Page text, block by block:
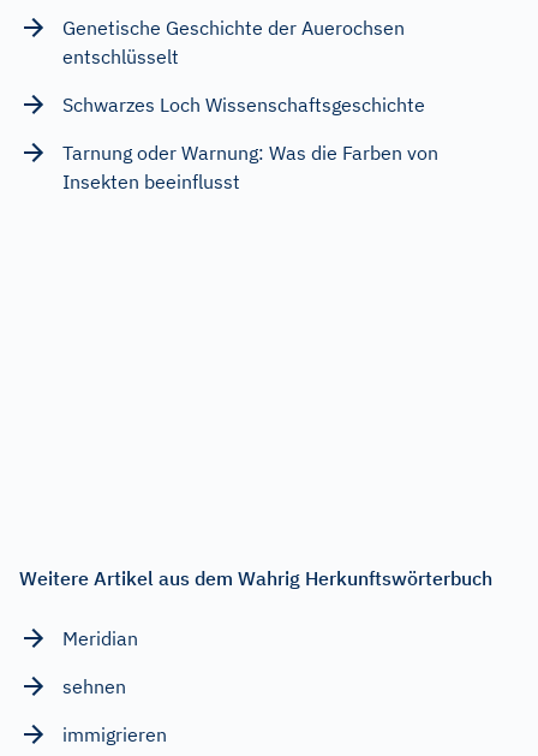
Genetische Geschichte der Auerochsen
entschlüsselt
Schwarzes Loch Wissenschaftsgeschichte
Tarnung oder Warnung: Was die Farben von
Insekten beeinflusst
Weitere Artikel aus dem Wahrig Herkunftswörterbuch
Meridian
sehnen
immigrieren